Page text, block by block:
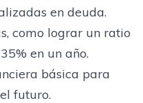
en deuda.
como lograr un ratio
en un año.
básica para
futuro.